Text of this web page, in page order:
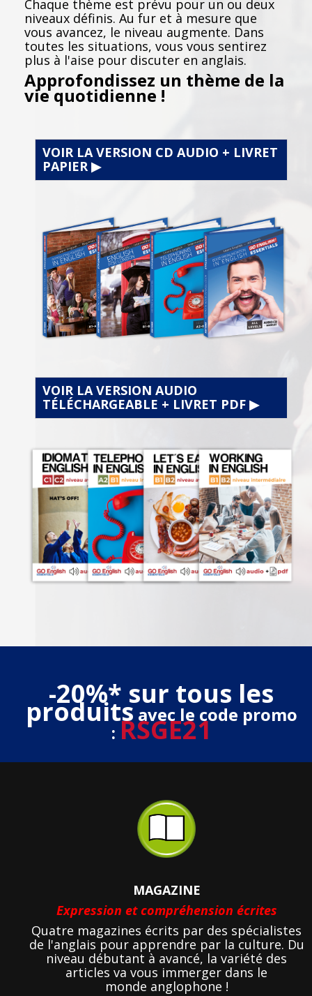
Chaque thème est prévu pour un ou deux
niveaux définis. Au fur et à mesure que
vous avancez, le niveau augmente. Dans
toutes les situations, vous vous sentirez
plus à l'aise pour discuter en anglais.
Approfondissez un thème de la
vie quotidienne !
VOIR LA VERSION CD AUDIO + LIVRET
PAPIER ▶
VOIR LA VERSION AUDIO
TÉLÉCHARGEABLE + LIVRET PDF ▶
-20%* sur tous les
produits avec le code promo
:RSGE21
MAGAZINE
Expression et compréhension écrites
Quatre magazines écrits par des spécialistes
de l'anglais pour apprendre par la culture. Du
niveau débutant à avancé, la variété des
articles va vous immerger dans le
monde anglophone !